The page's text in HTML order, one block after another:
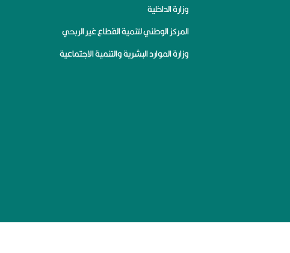
وزارة الداخلية
المركز الوطني لتنمية القطاع غير الربحي
وزارة الموارد البشرية والتنمية الاجتماعية